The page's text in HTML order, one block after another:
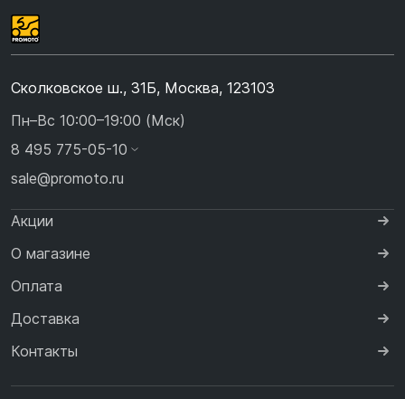
Сколковское ш., 31Б, Москва, 123103
Пн–Вс 10:00–19:00 (Мск)
8 495 775-05-10
sale@promoto.ru
Акции
О магазине
Оплата
Доставка
Контакты